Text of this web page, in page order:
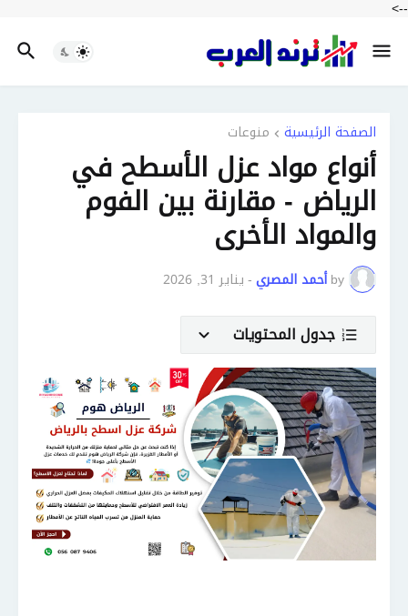
-->
الصفحة الرئيسية منوعات
أنواع مواد عزل الأسطح في
الرياض - مقارنة بين الفوم
والمواد الأخرى
byأحمد المصري-يناير 31, 2026
جدول المحتويات